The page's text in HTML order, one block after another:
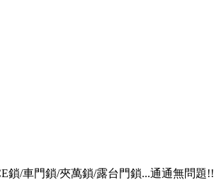
鎖/車門鎖/夾萬鎖/露台門鎖...通通無問題!!